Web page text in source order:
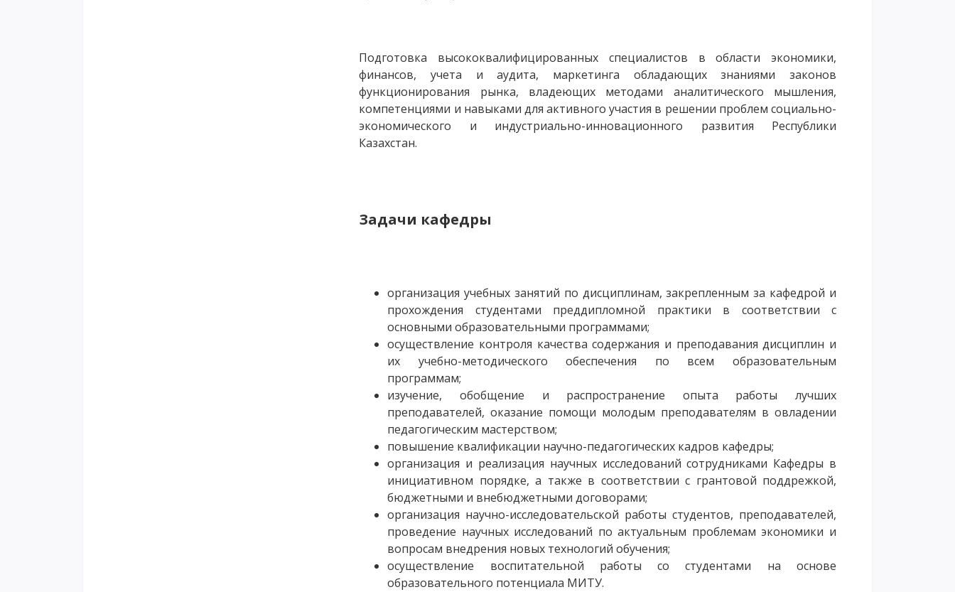
Подготовка высококвалифицированных специалистов в области экономики,
финансов, учета и аудита, маркетинга обладающих знаниями законов
функционирования рынка, владеющих методами аналитического мышления,
компетенциями и навыками для активного участия в решении проблем социально-
экономического и индустриально-инновационного развития Республики
Казахстан.
Задачи кафедры
организация учебных занятий по дисциплинам, закрепленным за кафедрой и
прохождения студентами преддипломной практики в соответствии с
основными образовательными программами;
осуществление контроля качества содержания и преподавания дисциплин и
их учебно-методического обеспечения по всем образовательным
программам;
изучение, обобщение и распространение опыта работы лучших
преподавателей, оказание помощи молодым преподавателям в овладении
педагогическим мастерством;
повышение квалификации научно-педагогических кадров кафедры;
организация и реализация научных исследований сотрудниками Кафедры в
инициативном порядке, а также в соответствии с грантовой поддрежкой,
бюджетными и внебюджетными договорами;
организация научно-исследовательской работы студентов, преподавателей,
проведение научных исследований по актуальным проблемам экономики и
вопросам внедрения новых технологий обучения;
осуществление воспитательной работы со студентами на основе
образовательного потенциала МИТУ.